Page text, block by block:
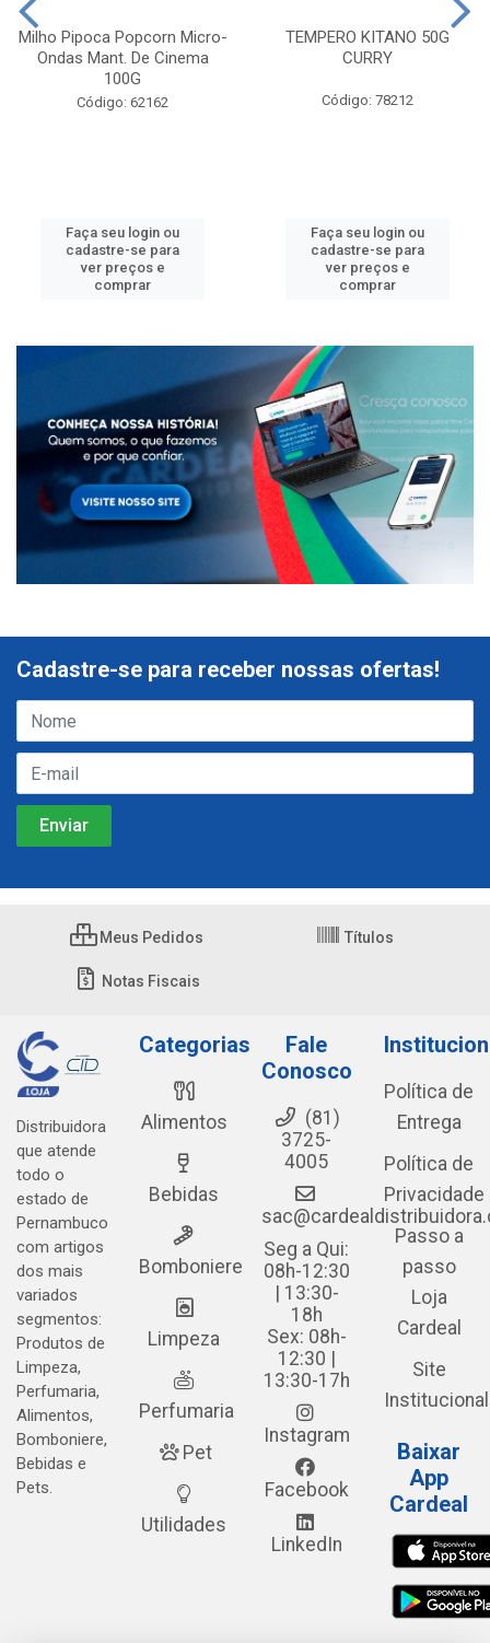
Milho Pipoca Popcorn Micro-
Ondas Mant. De Cinema
100G
Código: 62162
Faça seu login ou
cadastre-se para
ver preços e
comprar
TEMPERO KITANO 50G
CURRY
Código: 78212
Faça seu login ou
cadastre-se para
ver preços e
comprar
Cadastre-se para receber nossas ofertas!
Meus Pedidos Títulos
Notas Fiscais
Distribuidora
que atende
todo o
estado de
Pernambuco
com artigos
dos mais
variados
segmentos:
Produtos de
Limpeza,
Perfumaria,
Alimentos,
Bomboniere,
Bebidas e
Pets.
Categorias
Alimentos
Bebidas
Bomboniere
Limpeza
Perfumaria
Pet
Utilidades
Fale
Conosco
(81)
3725-
4005
Seg a Qui:
08h-12:30
| 13:30-
18h
Sex: 08h-
12:30 |
13:30-17h
Instagram
Facebook
LinkedIn
Política de
Entrega
Política de
Privacidade
Passo a
passo
Loja
Cardeal
Site
Institucional
Baixar
App
Cardeal